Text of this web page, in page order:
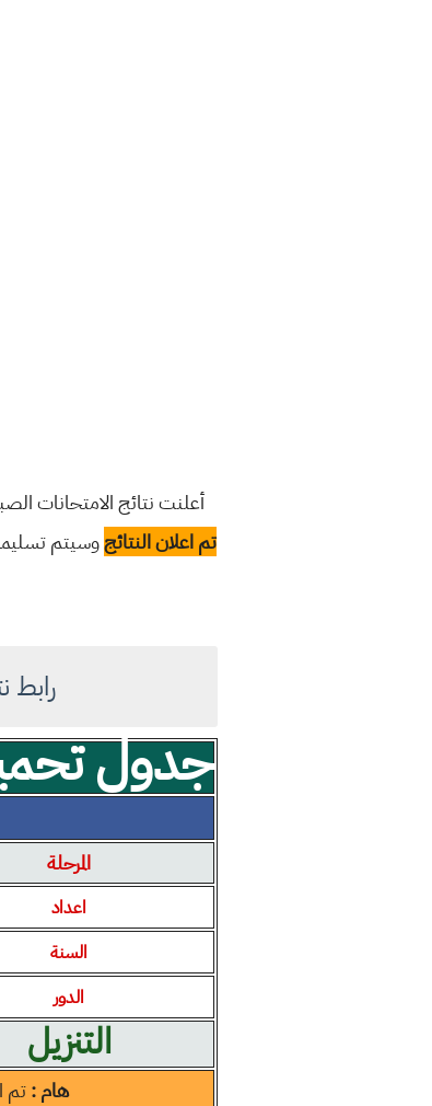
أعلنت نتائج الامتحانات الصباحي والخارجية السادس
تم اعلان النتائجوسيتم
رابط
جدول
المرحلة
اعداد
السنة
الدور
التنزيل
هام :تم